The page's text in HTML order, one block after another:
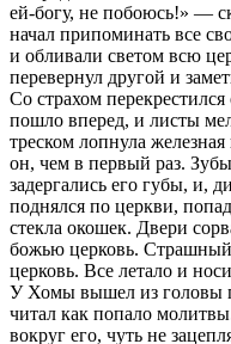
ей-богу, не побоюсь!» —
начал припоминать все
и обливали светом всю
перевернул другой и
Со страхом
пошло вперед, и листы
треском лопнула
он, чем в первый раз.
задергались его губы, и,
поднялся по церкви,
стекла окошек. Двери
божью церковь.
церковь. Все летало и
У Хомы вышел из головы
читал как попало
вокруг его, чуть не